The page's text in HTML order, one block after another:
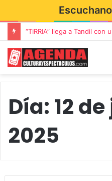
Día: 12
2025